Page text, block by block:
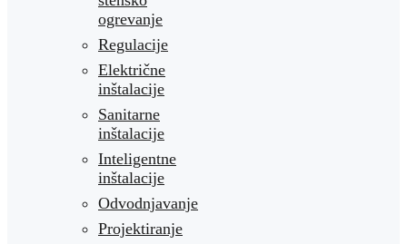
ogrevanje
Regulacije
Električne
inštalacije
Sanitarne
inštalacije
Inteligentne
inštalacije
Odvodnjavanje
Projektiranje